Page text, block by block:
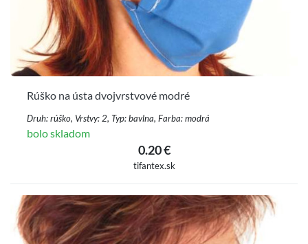
Rúško na ústa dvojvrstvové modré
Druh: rúško, Vrstvy: 2, Typ: bavlna, Farba: modrá
bolo skladom
0.20 €
tifantex.sk